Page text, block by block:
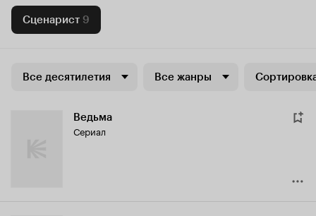
Сценарист 9
Все десятилетия Все жанры
Ведьма
Сериал